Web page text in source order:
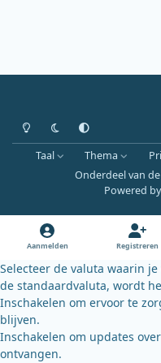
Heldere modus
Donkere modus
Systeemvoorkeur
Taal Thema
Onderdeel van
Powered by
Aanmelden Registreren
Selecteer de valuta waarin
de standaardvaluta, wordt
Inschakelen om ervoor te
blijven.
Inschakelen om updates
ontvangen.